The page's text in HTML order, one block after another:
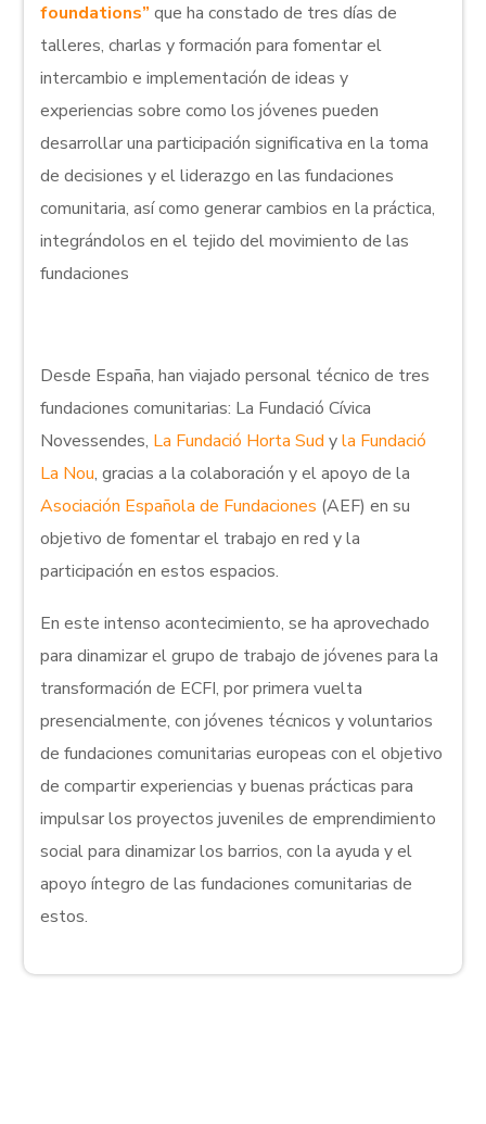
foundations” que ha constado de tres días de
talleres, charlas y formación para fomentar el
intercambio e implementación de ideas y
experiencias sobre como los jóvenes pueden
desarrollar una participación significativa en la toma
de decisiones y el liderazgo en las fundaciones
comunitaria, así como generar cambios en la práctica,
integrándolos en el tejido del movimiento de las
fundaciones
Desde España, han viajado personal técnico de tres
fundaciones comunitarias: La Fundació Cívica
Novessendes, La Fundació Horta Sud yla Fundació
La Nou, gracias a la colaboración y el apoyo de la
Asociación Española de Fundaciones (AEF) en su
objetivo de fomentar el trabajo en red y la
participación en estos espacios.
En este intenso acontecimiento, se ha aprovechado
para dinamizar el grupo de trabajo de jóvenes para la
transformación de ECFI, por primera vuelta
presencialmente, con jóvenes técnicos y voluntarios
de fundaciones comunitarias europeas con el objetivo
de compartir experiencias y buenas prácticas para
impulsar los proyectos juveniles de emprendimiento
social para dinamizar los barrios, con la ayuda y el
apoyo íntegro de las fundaciones comunitarias de
estos.